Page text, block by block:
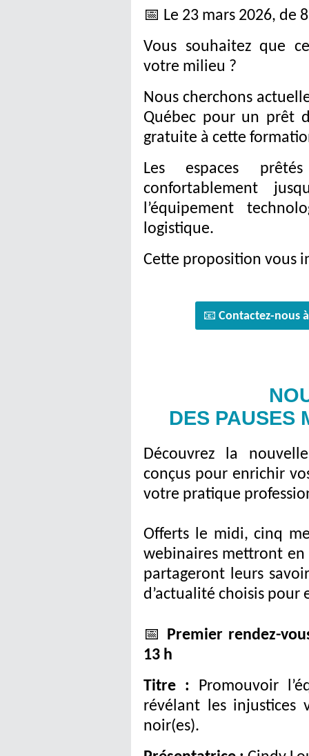
📅 Le 23 mars 2026, de
Vous souhaitez que
votre milieu ?
Nous cherchons
Québec pour un prêt
gratuite à cette
Les espaces
confortablement
l’équipement
logistique.
Cette proposition vous
📧 Contactez-nous
DES PAUSES
Découvrez la
conçus pour enrichir
votre pratique
Offerts le midi, cinq
webinaires mettront
partageront leurs
d’actualité choisis pour
📅 Premier rendez-
13 h
Titre : Promouvoir
révélant les injustices
noir(es).